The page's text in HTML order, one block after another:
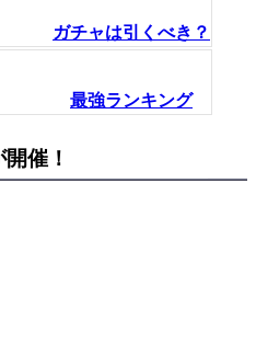
ガチャは引くべき？
最強ランキング
催！